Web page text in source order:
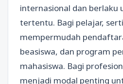
internasional dan berlaku
tertentu. Bagi pelajar,
mempermudah
beasiswa, dan program
mahasiswa. Bagi
menjadi modal penting